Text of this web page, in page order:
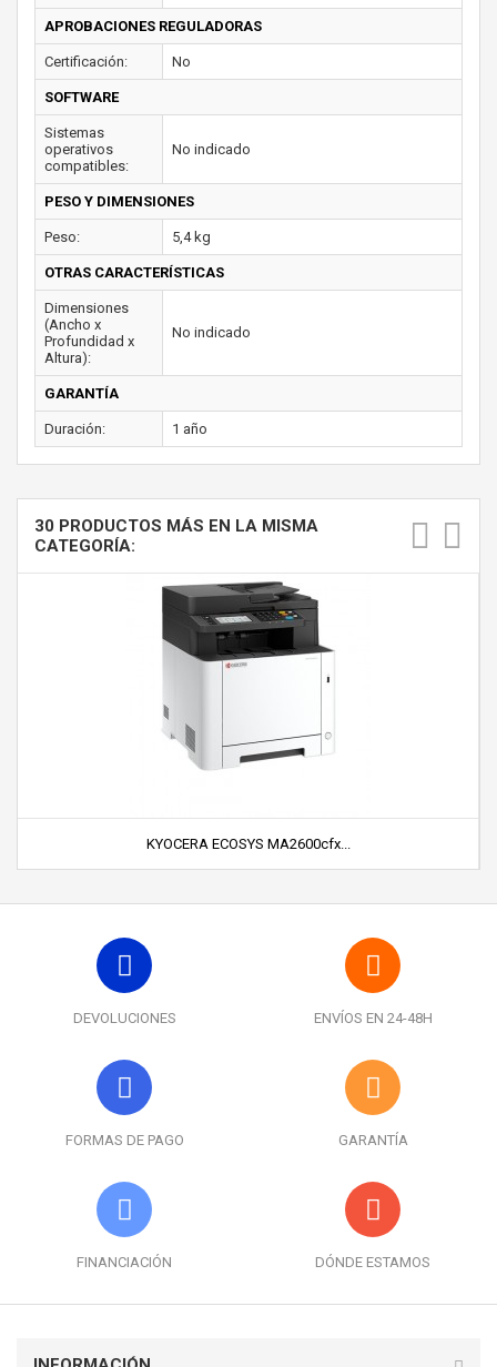
APROBACIONES REGULADORAS
Certificación: No
SOFTWARE
Sistemas
operativos
compatibles:
No indicado
PESO Y DIMENSIONES
Peso: 5,4 kg
OTRAS CARACTERÍSTICAS
Dimensiones
(Ancho x
Profundidad x
Altura):
No indicado
GARANTÍA
Duración: 1 año
30 PRODUCTOS MÁS EN LA MISMA
CATEGORÍA:
KYOCERA ECOSYS MA2600cfx...
DEVOLUCIONES ENVÍOS EN 24-48H
FORMAS DE PAGO GARANTÍA
FINANCIACIÓN DÓNDE ESTAMOS